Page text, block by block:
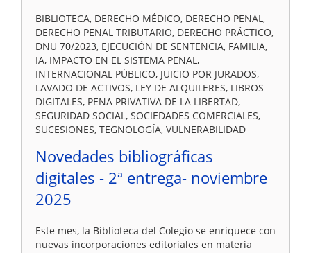
BIBLIOTECA, DERECHO MÉDICO, DERECHO PENAL,
DERECHO PENAL TRIBUTARIO, DERECHO PRÁCTICO,
DNU 70/2023, EJECUCIÓN DE SENTENCIA, FAMILIA,
IA, IMPACTO EN EL SISTEMA PENAL,
INTERNACIONAL PÚBLICO, JUICIO POR JURADOS,
LAVADO DE ACTIVOS, LEY DE ALQUILERES, LIBROS
DIGITALES, PENA PRIVATIVA DE LA LIBERTAD,
SEGURIDAD SOCIAL, SOCIEDADES COMERCIALES,
SUCESIONES, TEGNOLOGÍA, VULNERABILIDAD
Novedades bibliográficas
digitales - 2ª entrega- noviembre
2025
Este mes, la Biblioteca del Colegio se enriquece con
nuevas incorporaciones editoriales en materia